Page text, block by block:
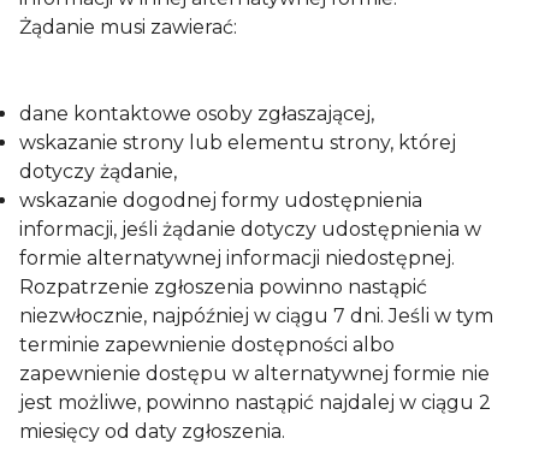
Żądanie musi zawierać:
dane kontaktowe osoby zgłaszającej,
wskazanie strony lub elementu strony, której
dotyczy żądanie,
wskazanie dogodnej formy udostępnienia
informacji, jeśli żądanie dotyczy udostępnienia w
formie alternatywnej informacji niedostępnej.
Rozpatrzenie zgłoszenia powinno nastąpić
niezwłocznie, najpóźniej w ciągu 7 dni. Jeśli w tym
terminie zapewnienie dostępności albo
zapewnienie dostępu w alternatywnej formie nie
jest możliwe, powinno nastąpić najdalej w ciągu 2
miesięcy od daty zgłoszenia.